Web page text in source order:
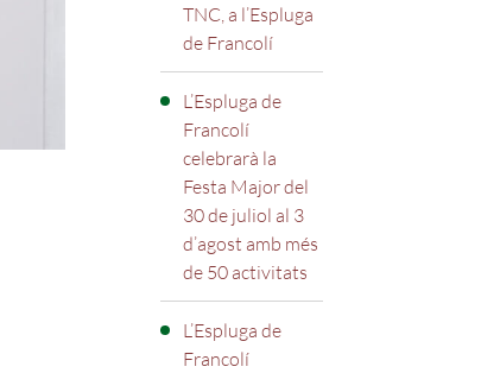
TNC, a l’Espluga
de Francolí
L’Espluga de
Francolí
celebrarà la
Festa Major del
30 de juliol al 3
d’agost amb més
de 50 activitats
L’Espluga de
Francolí